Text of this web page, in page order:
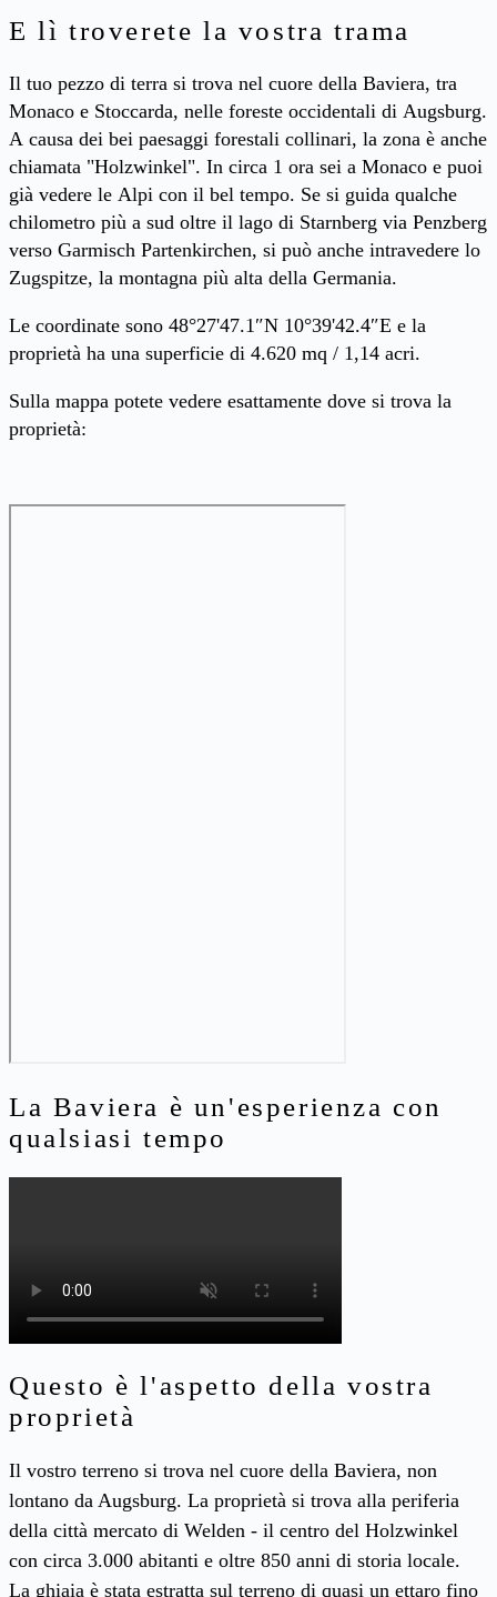
E lì troverete la vostra trama
Il tuo pezzo di terra si trova nel cuore della Baviera, tra
Monaco e Stoccarda, nelle foreste occidentali di Augsburg.
A causa dei bei paesaggi forestali collinari, la zona è anche
chiamata "Holzwinkel". In circa 1 ora sei a Monaco e puoi
già vedere le Alpi con il bel tempo. Se si guida qualche
chilometro più a sud oltre il lago di Starnberg via Penzberg
verso Garmisch Partenkirchen, si può anche intravedere lo
Zugspitze, la montagna più alta della Germania.
Le coordinate sono 48°27'47.1″N 10°39'42.4″E e la
proprietà ha una superficie di 4.620 mq / 1,14 acri.
Sulla mappa potete vedere esattamente dove si trova la
proprietà:
La Baviera è un'esperienza con
qualsiasi tempo
Questo è l'aspetto della vostra
proprietà
Il vostro terreno si trova nel cuore della Baviera, non
lontano da Augsburg. La proprietà si trova alla periferia
della città mercato di Welden - il centro del Holzwinkel
con circa 3.000 abitanti e oltre 850 anni di storia locale.
La ghiaia è stata estratta sul terreno di quasi un ettaro fino